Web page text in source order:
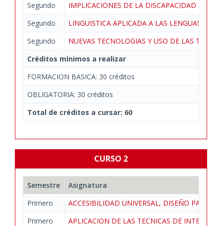
Segundo
IMPLICACIONES DE LA DISCAPACIDAD EN
Segundo
LINGUISTICA APLICADA A LAS LENGUAS DE
Segundo
NUEVAS TECNOLOGIAS Y USO DE LAS TIC
Créditos mínimos a realizar
FORMACION BASICA: 30 créditos
OBLIGATORIA: 30 créditos
Total de créditos a cursar: 60
CURSO 2
Semestre
Asignatura
Primero
ACCESIBILIDAD UNIVERSAL, DISEÑO PARA
Primero
APLICACION DE LAS TECNICAS DE